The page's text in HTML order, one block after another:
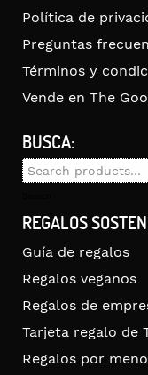
Política de
Preguntas
Términos y
Vende en The
BUSCA:
Search
REGALOS
Guía de regalos
Regalos veganos
Regalos de
Tarjeta regalo de
Regalos por